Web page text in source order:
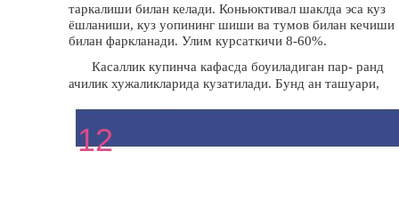
12
таркалиши билан келади. Коньюктивал шаклда эса куз
ёшланиши, куз уопининг шиши ва тумов билан кечиши
билан фаркланади. Улим курсаткичи 8-60%.
Касаллик купинча кафасда боуиладиган пар- ранд
ачилик хужаликларида кузатилади. Бунд ан ташуари,